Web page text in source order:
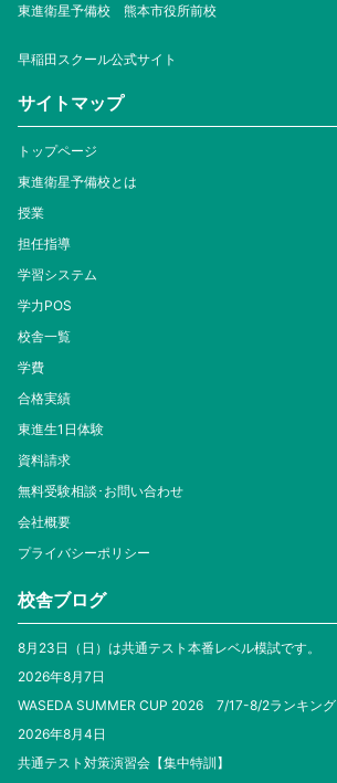
東進衛星予備校 熊本市役所前校
早稲田スクール公式サイト
サイトマップ
トップページ
東進衛星予備校とは
授業
担任指導
学習システム
学力POS
校舎一覧
学費
合格実績
東進生1日体験
資料請求
無料受験相談･お問い合わせ
会社概要
プライバシーポリシー
校舎ブログ
8月23日（日）は共通テスト本番レベル模試です。
2026年8月7日
WASEDA SUMMER CUP 2026 7/17-8/2ランキング
2026年8月4日
共通テスト対策演習会【集中特訓】